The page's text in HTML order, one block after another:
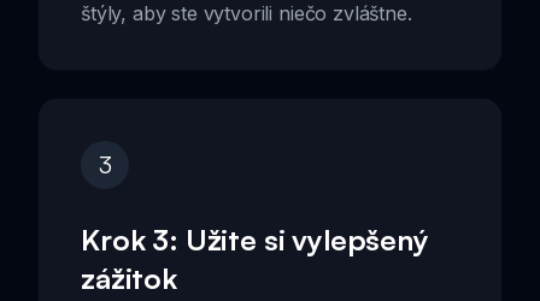
štýly, aby ste vytvorili niečo zvláštne.
3
Krok 3: Užite si vylepšený
zážitok